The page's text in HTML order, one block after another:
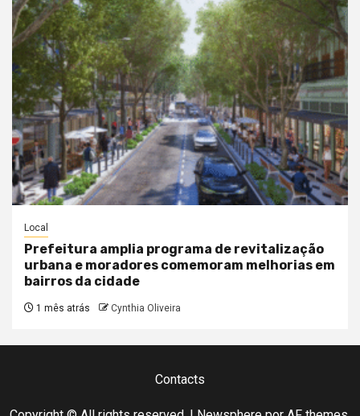
Local
Prefeitura amplia programa de revitalização
urbana e moradores comemoram melhorias em
bairros da cidade
1 mês atrás Cynthia Oliveira
Contacts